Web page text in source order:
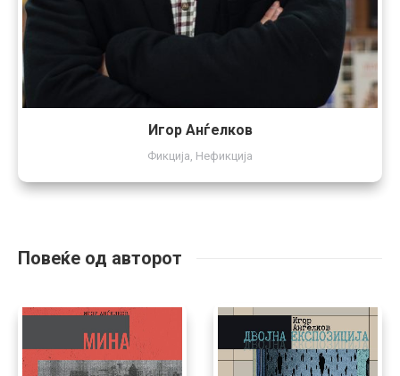
Игор Анѓелков
Фикција Нефикција
Повеќе од авторот